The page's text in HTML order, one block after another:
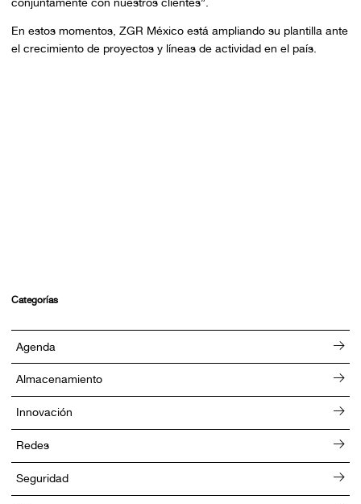
En estos momentos, ZGR México está ampliando su plantilla ante
el crecimiento de proyectos y líneas de actividad en el país.
Categorías
Agenda
Almacenamiento
Innovación
Redes
Seguridad